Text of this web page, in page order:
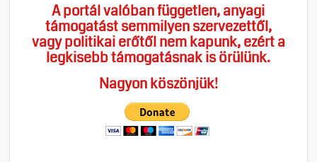
A portál valóban független, anyagi
támogatást semmilyen szervezettől,
vagy politikai erőtől nem kapunk, ezért a
legkisebb támogatásnak is örülünk.
Nagyon köszönjük!